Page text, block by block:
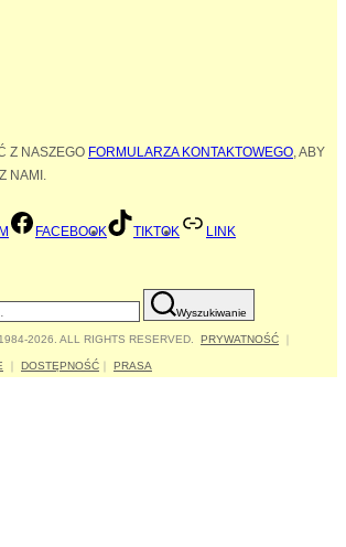
Z NASZEGO FORMULARZA KONTAKTOWEGO , ABY
NAMI.
FACEBOOK TIKTOK LINK
Wyszukiwanie
2026. ALL RIGHTS RESERVED. PRYWATNOŚĆ
DOSTĘPNOŚĆ PRASA